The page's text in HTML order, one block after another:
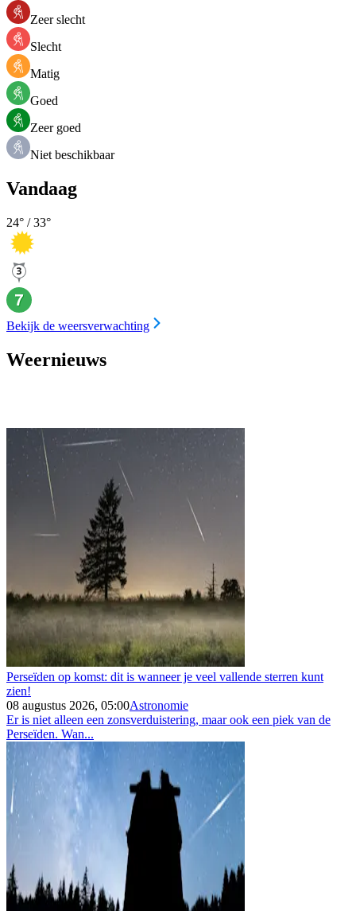
Zeer slecht
Slecht
Matig
Goed
Zeer goed
Niet beschikbaar
Vandaag
24° /33°
Bekijk de weersverwachting
Weernieuws
Perseïden op komst: dit is wanneer je veel vallende sterren kunt
zien!
08 augustus 2026, 05:00Astronomie
Er is niet alleen een zonsverduistering, maar ook een piek van de
Perseïden. Wan...